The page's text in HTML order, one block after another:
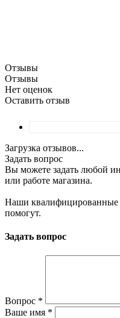
Отзывы
Отзывы
Нет оценок
Оставить отзыв
Загрузка отзывов...
Задать вопрос
Вы можете задать любой
или работе магазина.
Наши квалифицированные
помогут.
Задать вопрос
Вопрос *
Ваше имя *